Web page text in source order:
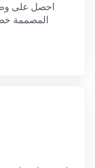
احصل على
المصممة